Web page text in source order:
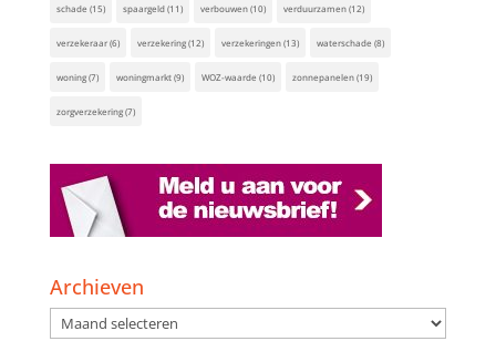
schade (15) spaargeld(11) verbouwen(10) verduurzamen(12)
verzekeraar(6) verzekering(12) verzekeringen(13) waterschade (8)
woning(7) woningmarkt(9) WOZ-waarde (10) zonnepanelen(19)
zorgverzekering(7)
Archieven
Archieven